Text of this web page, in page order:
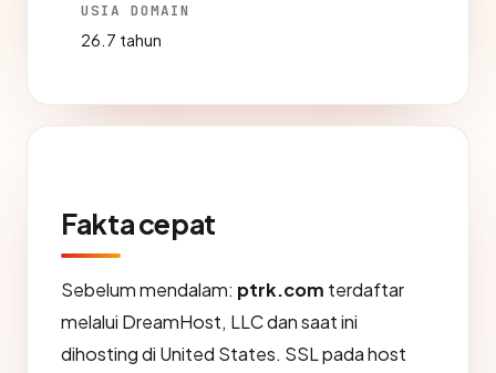
USIA DOMAIN
26.7 tahun
Fakta cepat
Sebelum mendalam: ptrk.com terdaftar
melalui DreamHost, LLC dan saat ini
dihosting di United States. SSL pada host